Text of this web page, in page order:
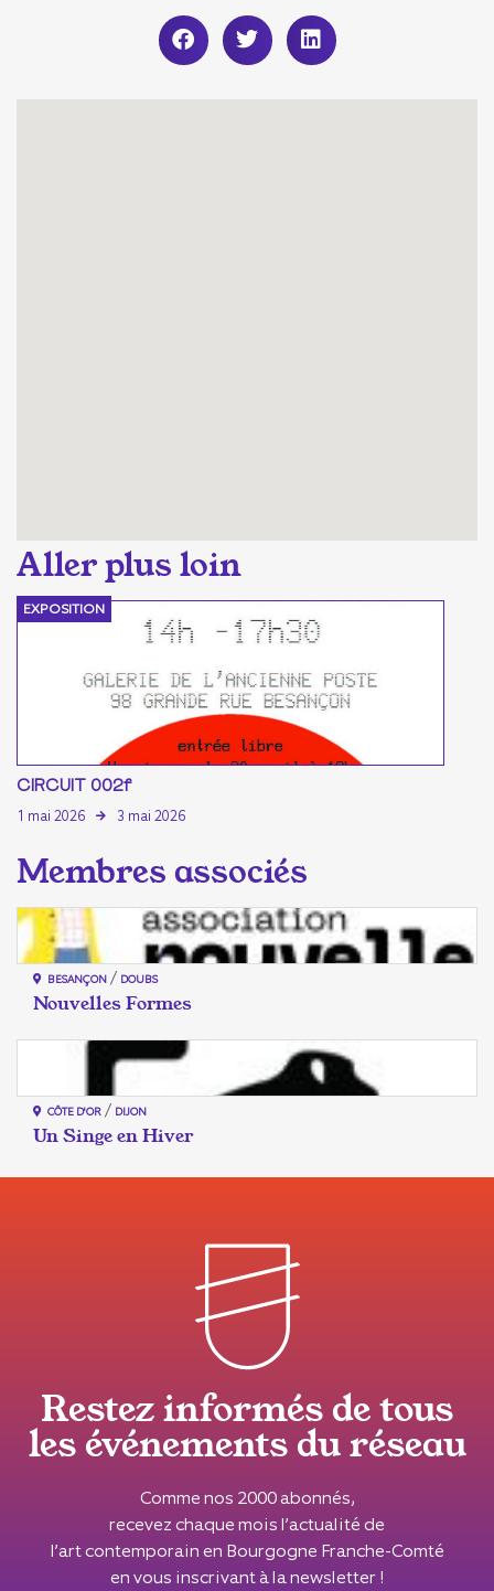
EXPOSITION
CIRCUIT 002f
1 mai 2026 3 mai 2026
BESANÇON / DOUBS
Nouvelles Formes
CÔTE D'OR / DIJON
Un Singe en Hiver
Restez informés de tous
les événements du réseau
Comme nos 2000 abonnés,
recevez chaque mois l’actualité de
l’art contemporain en Bourgogne Franche-Comté
en vous inscrivant à la newsletter !